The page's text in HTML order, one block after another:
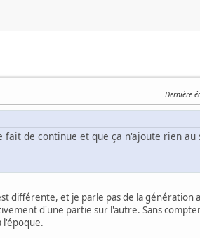
Dernière
fait de continue et que ça n'ajoute rien
différente, et je parle pas de la génération
d'une partie sur l'autre. Sans
l'époque.